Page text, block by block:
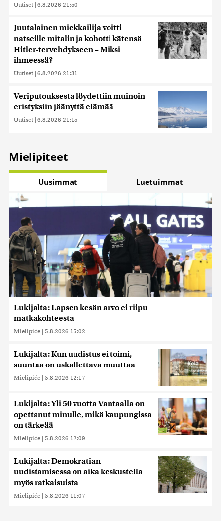
kerätty, kun olet käyttänyt heidän palvelujaan. Tietoja
Uutiset | 6.8.2026 21:50
Juutalainen miekkailija voitti
natseille mitalin ja kohotti kätensä
Hitler-tervehdykseen – Miksi
ihmeessä?
Uutiset | 6.8.2026 21:31
Veriputouksesta löydettiin muinoin
eristyksiin jäänyttä elämää
Uutiset | 6.8.2026 21:15
Mielipiteet
Uusimmat Luetuimmat
Lukijalta: Lapsen kesän arvo ei riipu
matkakohteesta
Mielipide | 5.8.2026 15:02
Lukijalta: Kun uudistus ei toimi,
suuntaa on uskallettava muuttaa
Mielipide | 5.8.2026 12:17
Lukijalta: Yli 50 vuotta Vantaalla on
opettanut minulle, mikä kaupungissa
on tärkeää
Mielipide | 5.8.2026 12:09
Lukijalta: Demokratian
uudistamisessa on aika keskustella
myös ratkaisuista
Mielipide | 5.8.2026 11:07